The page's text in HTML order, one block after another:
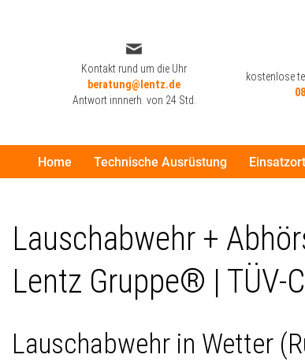
Kontakt rund um die Uhr
beratung@lentz.de
Antwort innnerh. von 24 Std.
kostenlose
Kontakt rund um die Uhr
kostenlose
Home Technische Ausrüstung
Lauschabwehr +
Lentz Gruppe® | TÜV-
Lauschabwehr in Wetter